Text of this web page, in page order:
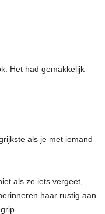
Het had gemakkelijk
als je met iemand
als ze iets vergeet,
haar rustig aan